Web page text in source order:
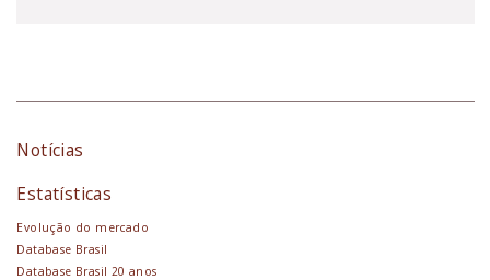
Notícias
Estatísticas
Evolução do mercado
Database Brasil
Database Brasil 20 anos